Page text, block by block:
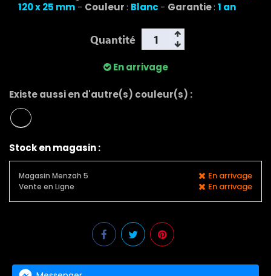
120 x 25 mm - Couleur: Blanc - Garantie: 1 an
Quantité
En arrivage
Existe aussi en d'autre(s) couleur(s) :
Stock en magasin :
Magasin Menzah 5 En arrivage
Vente en Ligne En arrivage